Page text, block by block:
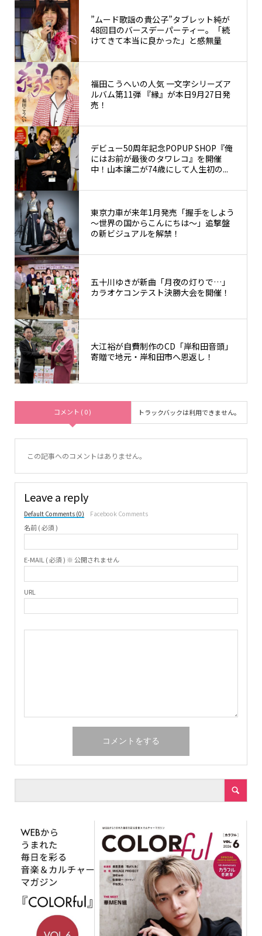
”ムード歌謡の貴公子”タブレット純が
48回目のバースデーパーティー。「続
けてきて本当に良かった」と感無量
福田こうへいの人気 一文字シリーズア
ルバム第11弾 『縁』が本日9月27日発
売！
デビュー50周年記念POPUP SHOP『俺
にはお前が最後のタワレコ』を開催
中！山本譲二が74歳にして人生初の...
東京力車が来年1月発売「握手をしよう
～世界の国からこんにちは～」追撃盤
の新ビジュアルを解禁！
五十川ゆきが新曲「月夜の灯りで…」
カラオケコンテスト決勝大会を開催！
大江裕が自費制作のCD「岸和田音頭」
寄贈で地元・岸和田市へ恩返し！
コメント ( 0 ) トラックバックは利用できません。
この記事へのコメントはありません。
Leave a reply
Default Comments (0) Facebook Comments
名前 ( 必須 )
E-MAIL ( 必須 ) ※ 公開されません
URL